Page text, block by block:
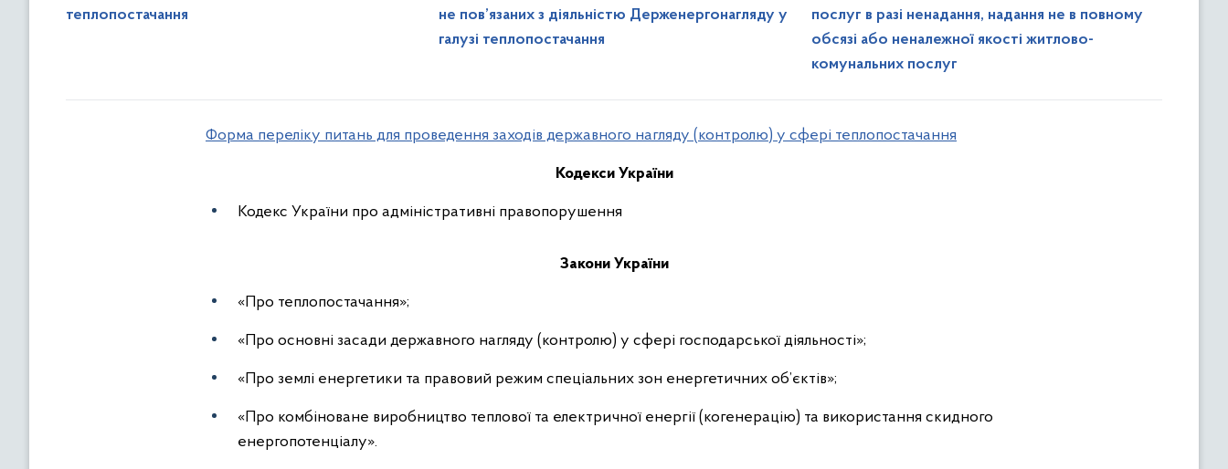
теплопостачання
не пов’язаних з діяльністю Держенергонагляду у
галузі теплопостачання
послуг в разі ненадання, надання не в повному
обсязі або неналежної якості житлово-
комунальних послуг
Форма переліку питань для проведення заходів державного нагляду (контролю) у сфері теплопостачання
Кодекси України
Кодекс України про адміністративні правопорушення
Закони України
«Про теплопостачання»;
«Про основні засади державного нагляду (контролю) у сфері господарської діяльності»;
«Про землі енергетики та правовий режим спеціальних зон енергетичних об’єктів»;
«Про комбіноване виробництво теплової та електричної енергії (когенерацію) та використання скидного
енергопотенціалу».